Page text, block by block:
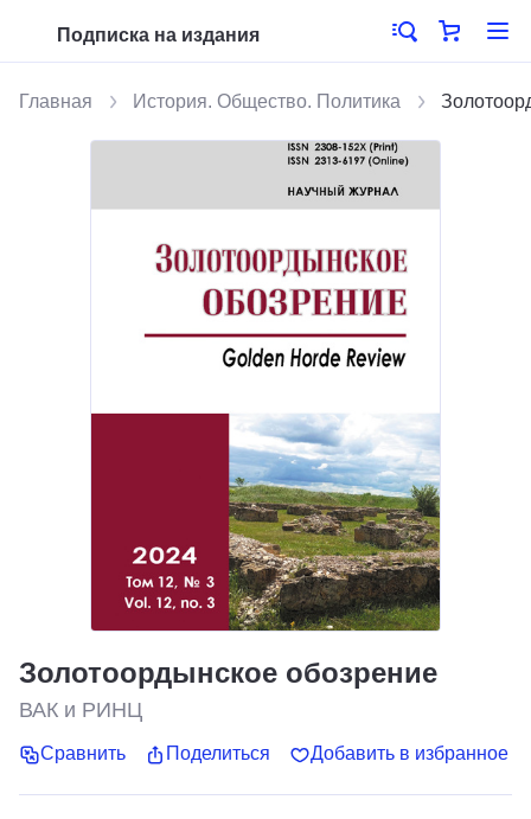
Подписка на издания
Главная История. Общество. Политика
Золотоордынское обозрение
ВАК и РИНЦ
Сравнить Поделиться Добавить в избранное